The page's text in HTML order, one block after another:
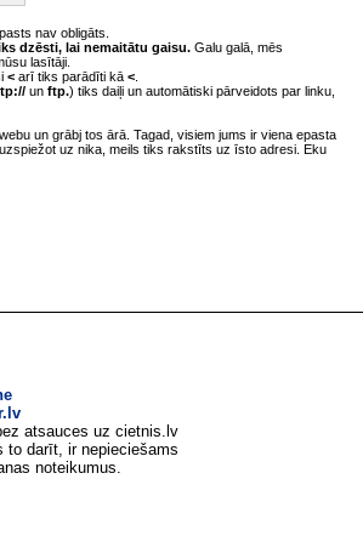
nav obligāts.
dzēsti, lai nemaitātu gaisu. Galu galā, mēs
lasītāji.
< arī tiks parādīti kā <
un ftp.) tiks daiļi un automātiski pārveidots par linku,
un grābj tos ārā. Tagad, visiem jums ir viena epasta
uz nika, meils tiks rakstīts uz īsto adresi. Eku
atsauces uz cietnis.lv
to darīt, ir nepieciešams
noteikumus.